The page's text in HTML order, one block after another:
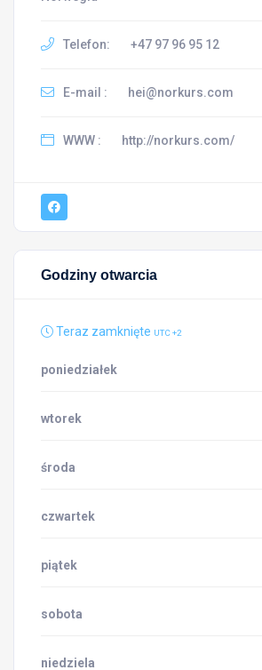
Telefon: +47 97 96 95 12
E-mail : hei@norkurs.com
WWW : http://norkurs.com/
Godziny otwarcia
Teraz zamknięte UTC +2
poniedziałek
wtorek
środa
czwartek
piątek
sobota
niedziela